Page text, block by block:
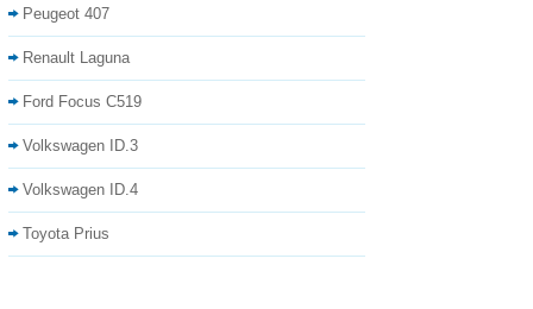
Peugeot 407
Renault Laguna
Ford Focus C519
Volkswagen ID.3
Volkswagen ID.4
Toyota Prius